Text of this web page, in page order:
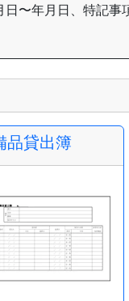
〜年月日、特記事
品貸出簿